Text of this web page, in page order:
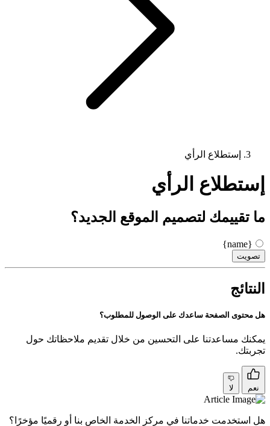
إستطلاع الرأي
إستطلاع الرأي
ما تقييمك لتصميم الموقع الجديد؟
{name}
تصويت
النتائج
هل محتوى الصفحة ساعدك على الوصول للمطلوب؟
يمكنك مساعدتنا على التحسين من خلال تقديم ملاحظاتك حول
تجربتك.
نعم لا
هل استخدمت خدماتنا في مركز الخدمة الخاص بنا أو رقميًا مؤخرًا؟